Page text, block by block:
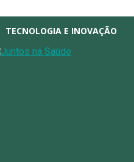
TECNOLOGIA E INOVAÇÃO